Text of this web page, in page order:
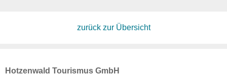
zurück zur Übersicht
Hotzenwald Tourismus GmbH